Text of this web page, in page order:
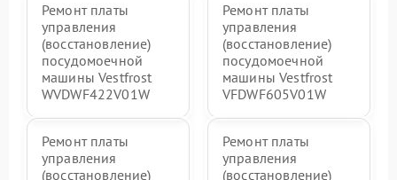
Ремонт платы
управления
(восстановление)
посудомоечной
машины Vestfrost
WVDWF422V01W
Ремонт платы
управления
(восстановление)
посудомоечной
машины Vestfrost
VFDWF605V01W
Ремонт платы
управления
(восстановление)
Ремонт платы
управления
(восстановление)